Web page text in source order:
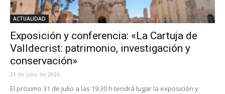
ACTUALIDAD
Exposición y conferencia: «La Cartuja de
Valldecrist: patrimonio, investigación y
conservación»
21 de julio de 2026
El próximo 31 de julio a las 19:30 h tendrá lugar la exposición y